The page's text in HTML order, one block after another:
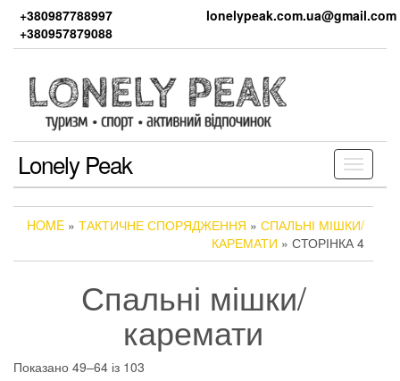
the
+380987788997
+380957879088
lonelypeak.com.ua@gmail.com
Toggle
Lonely Peak
HOME » ТАКТИЧНЕ СПОРЯДЖЕННЯ » СПАЛЬНІ МІШКИ/
КАРЕМАТИ » СТОРІНКА 4
Спальні мішки/
каремати
Показано 49–64 із 103